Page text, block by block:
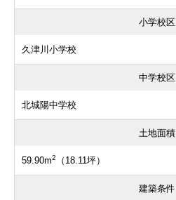
小学校区
久津川小学校
中学校区
北城陽中学校
土地面積
59.90m2 （18.11坪）
建築条件